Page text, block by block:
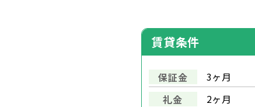
賃貸条件
保証金
3ヶ月
礼金
2ヶ月